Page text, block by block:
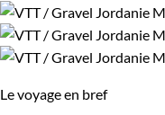
Le voyage en bref